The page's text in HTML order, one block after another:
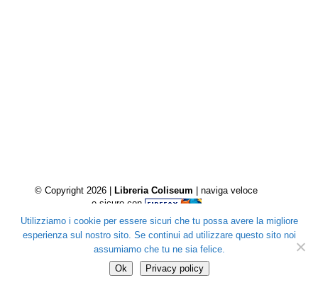
© Copyright 2026 | Libreria Coliseum | naviga veloce
e sicuro con
Utilizziamo i cookie per essere sicuri che tu possa avere la migliore
esperienza sul nostro sito. Se continui ad utilizzare questo sito noi
assumiamo che tu ne sia felice.
Ok
Privacy policy